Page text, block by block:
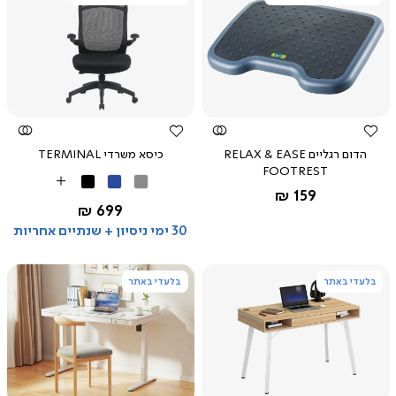
צפייה
מהירה
הדום רגליים RELAX & EASE
FOOTREST
החל מ-
159 ₪
צפייה
מהירה
כיסא משרדי TERMINAL
שחור
More
Colors
החל מ-
699 ₪
30 ימי ניסיון + שנתיים אחריות
בלעדי באתר בלעדי באתר
צפייה
מהירה